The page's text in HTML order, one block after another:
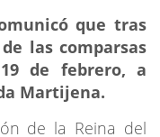
que tras
las comparsas
de febrero, a
Martijena.
de la Reina del